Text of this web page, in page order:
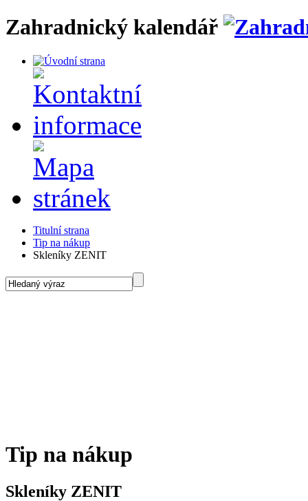
Zahradnický kalendář
Titulní strana
Tip na nákup
Skleníky ZENIT
Tip na nákup
Skleníky ZENIT